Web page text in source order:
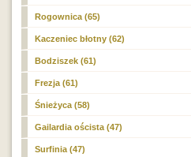
Rogownica (65)
Kaczeniec błotny (62)
Bodziszek (61)
Frezja (61)
Śnieżyca (58)
Gailardia oścista (47)
Surfinia (47)